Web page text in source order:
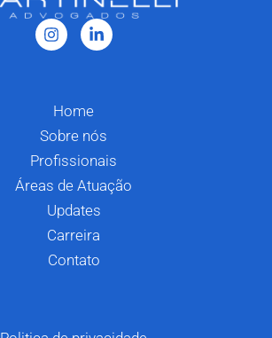
Home
Sobre nós
Profissionais
Áreas de Atuação
Updates
Carreira
Contato